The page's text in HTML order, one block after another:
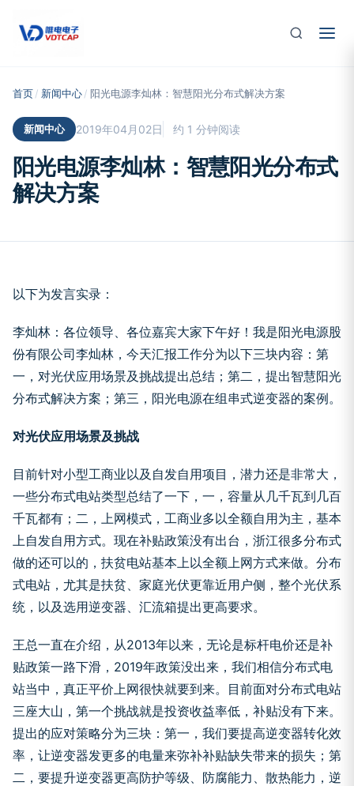
首页 / 新闻中心 / 阳光电源李灿林：智慧阳光分布式解决方案
新闻中心 2019年04月02日 约 1 分钟阅读
阳光电源李灿林：智慧阳光分布式
解决方案
以下为发言实录：
李灿林：各位领导、各位嘉宾大家下午好！我是阳光电源股
份有限公司李灿林，今天汇报工作分为以下三块内容：第
一，对光伏应用场景及挑战提出总结；第二，提出智慧阳光
分布式解决方案；第三，阳光电源在组串式逆变器的案例。
对光伏应用场景及挑战
目前针对小型工商业以及自发自用项目，潜力还是非常大，
一些分布式电站类型总结了一下，一，容量从几千瓦到几百
千瓦都有；二，上网模式，工商业多以全额自用为主，基本
上自发自用方式。现在补贴政策没有出台，浙江很多分布式
做的还可以的，扶贫电站基本上以全额上网方式来做。分布
式电站，尤其是扶贫、家庭光伏更靠近用户侧，整个光伏系
统，以及选用逆变器、汇流箱提出更高要求。
王总一直在介绍，从2013年以来，无论是标杆电价还是补
贴政策一路下滑，2019年政策没出来，我们相信分布式电
站当中，真正平价上网很快就要到来。目前面对分布式电站
三座大山，第一个挑战就是投资收益率低，补贴没有下来。
提出的应对策略分为三块：第一，我们要提高逆变器转化效
率，让逆变器发更多的电量来弥补补贴缺失带来的损失；第
二，要提升逆变器更高防护等级、防腐能力、散热能力，逆